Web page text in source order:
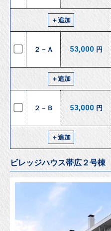
＋追加
２－Ａ 53,000 円
＋追加
２－Ｂ 53,000 円
＋追加
ビレッジハウス帯広２号棟